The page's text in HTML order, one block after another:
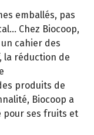
emballés, pas
Chez Biocoop,
cahier des
la réduction de
produits de
Biocoop a
pour ses fruits et